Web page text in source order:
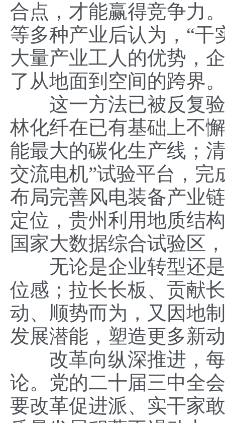
合点，才能赢得竞争力
等多种产业后认为，“干
大量产业工人的优势，
了从地面到空间的跨界。
这一方法已被反复验
林化纤在已有基础上不
能最大的碳化生产线；
交流电机”试验平台，完
布局完善风电装备产业
定位，贵州利用地质结
国家大数据综合试验区
无论是企业转型还是
位感；拉长长板、贡献
动、顺势而为，又因地
发展潜能，塑造更多新
改革向纵深推进，每
论。党的二十届三中全
要改革促进派、实干家